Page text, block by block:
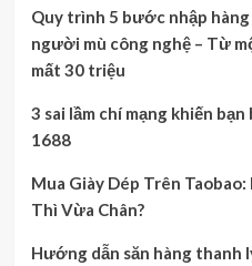
Quy trình 5 bước nhập
người mù công nghệ – Từ
mất 30 triệu
3 sai lầm chí mạng khiến
1688
Mua Giày Dép Trên Taobao:
Thì Vừa Chân?
Hướng dẫn săn hàng thanh